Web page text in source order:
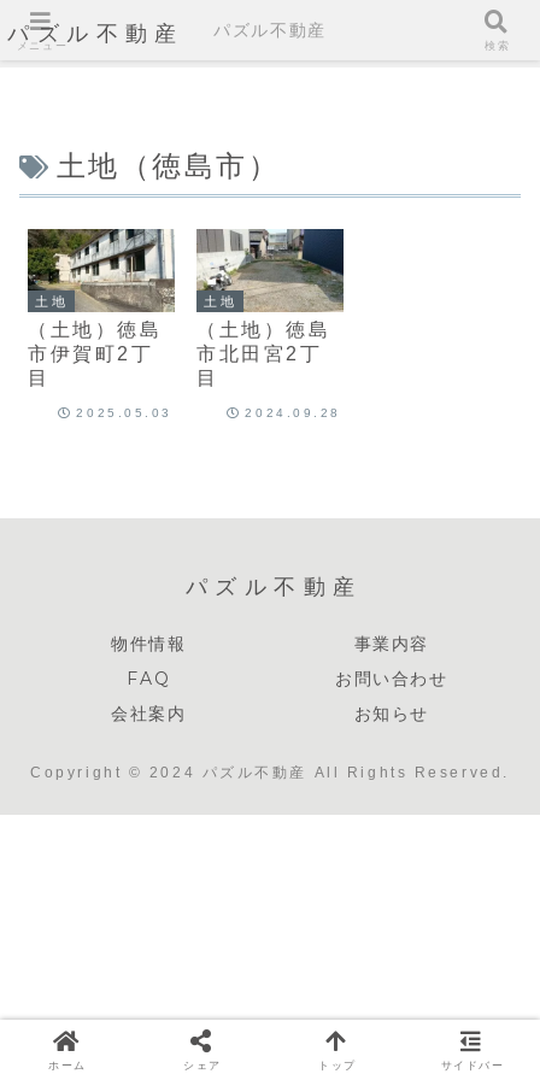
パズル不動産
土地（徳島市）
土地
（土地）徳島
市伊賀町2丁
目
2025.05.03
土地
（土地）徳島
市北田宮2丁
目
2024.09.28
パズル不動産
物件情報
事業内容
FAQ
お問い合わせ
会社案内
お知らせ
Copyright © 2024 パズル不動産 All Rights Reserved.
メニュー
パズル不動産
検索
ホーム シェア トップ サイドバー